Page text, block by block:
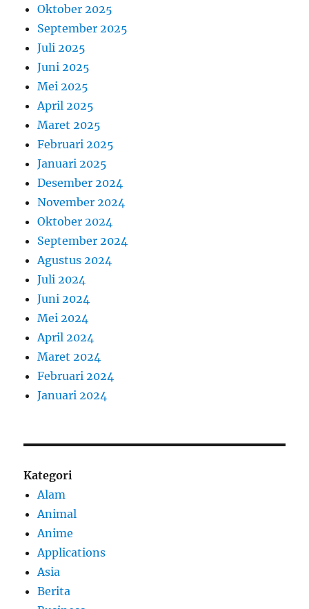
Oktober 2025
September 2025
Juli 2025
Juni 2025
Mei 2025
April 2025
Maret 2025
Februari 2025
Januari 2025
Desember 2024
November 2024
Oktober 2024
September 2024
Agustus 2024
Juli 2024
Juni 2024
Mei 2024
April 2024
Maret 2024
Februari 2024
Januari 2024
Kategori
Alam
Animal
Anime
Applications
Asia
Berita